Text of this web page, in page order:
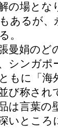
の場とな
あるが、
。
曼娟のど
シンガ
もに「海
び称され
は言葉の
いところ